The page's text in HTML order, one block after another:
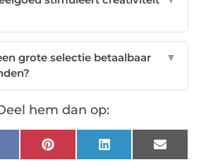
grote selectie betaalbaar
▼
hem dan op:
Pinterest LinkedIn Email